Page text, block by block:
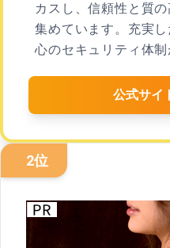
カスし、信頼性と質
集めています。充実
心のセキュリティ体制
公式サイ
2位